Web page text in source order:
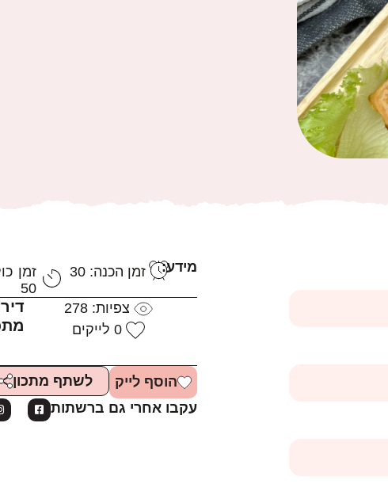
מידע: זמן הכנה: 30
זמן
50
צפיות:278
0 לייקים
הוסף לייק לשתף מתכון
עקבו אחרי גם ברשתות